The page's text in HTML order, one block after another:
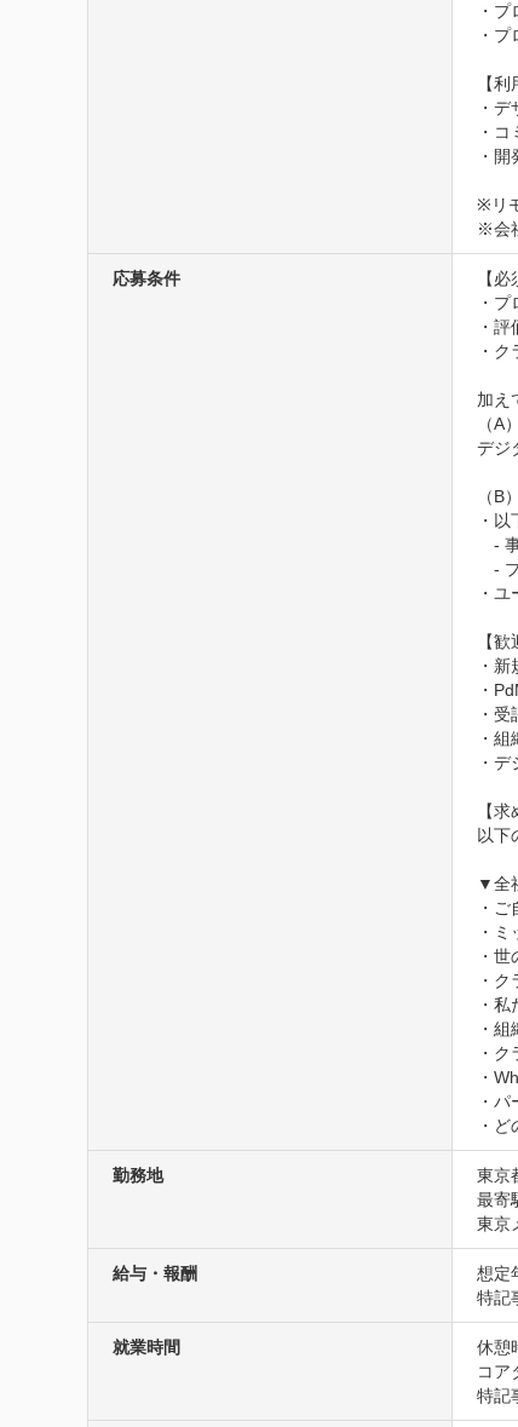
・
・
【
・
・
・
※リ
※会
応募条件
【
・
・
・
加え
（A
デジ
（B
・
- 事
- プ
・
【
・
・
・
・
・
【
以下
▼全
・
・
・
・
・
・
・
・
・
・
勤務地
東京
最寄
東京
給与・報酬
想定
特記
就業時間
休憩
コア
特記